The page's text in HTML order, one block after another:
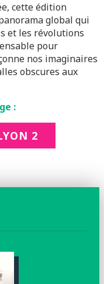
cette édition
global qui
et les révolutions
pour
nos imaginaires
obscures aux
:
2